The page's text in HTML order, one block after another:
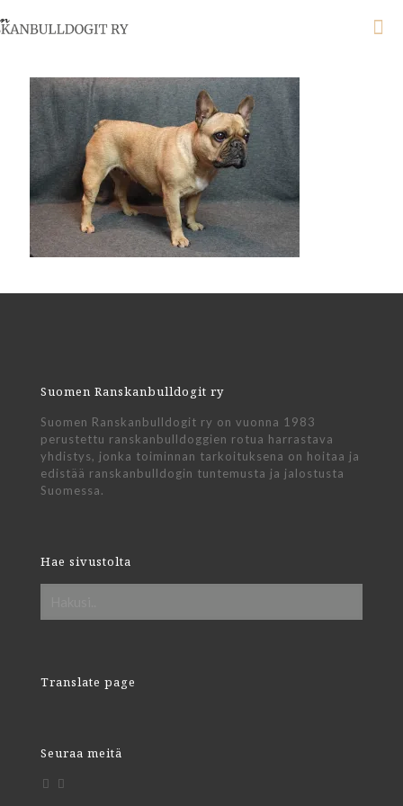
Suomen Ranskanbulldogit ry
Suomen Ranskanbulldogit ry on vuonna 1983
perustettu ranskanbulldoggien rotua harrastava
yhdistys, jonka toiminnan tarkoituksena on hoitaa ja
edistää ranskanbulldogin tuntemusta ja jalostusta
Suomessa.
Hae sivustolta
Translate page
Seuraa meitä